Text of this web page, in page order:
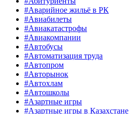
#Аварийное жильё в РК
#Авиабилеты
#Авиакатастрофы
#Авиакомпании
#Автобусы
#Автоматизация труда
#Автопром
#Авторынок
#Автохлам
#Автошколы
#Азартные игры
#Азартные игры в Казахстане